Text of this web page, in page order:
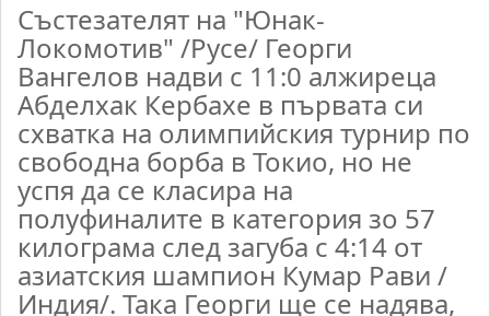
Състезателят на "Юнак-
Локомотив" /Русе/ Георги
Вангелов надви с 11:0 алжиреца
Абделхак Кербахе в първата си
схватка на олимпийския турнир по
свободна борба в Токио, но не
успя да се класира на
полуфиналите в категория зо 57
килограма след загуба с 4:14 от
азиатския шампион Кумар Рави /
Индия/. Така Георги ще се надява,